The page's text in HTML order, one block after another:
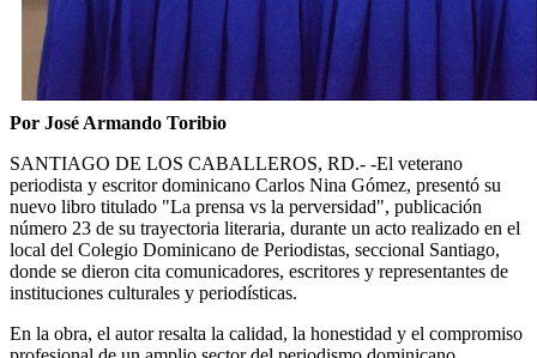
Por José Armando Toribio
SANTIAGO DE LOS CABALLEROS, RD.- -El veterano
periodista y escritor dominicano Carlos Nina Gómez, presentó su
nuevo libro titulado "La prensa vs la perversidad", publicación
número 23 de su trayectoria literaria, durante un acto realizado en el
local del Colegio Dominicano de Periodistas, seccional Santiago,
donde se dieron cita comunicadores, escritores y representantes de
instituciones culturales y periodísticas.
En la obra, el autor resalta la calidad, la honestidad y el compromiso